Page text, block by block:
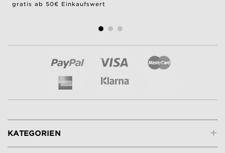
gratis ab 50€ Einkaufswert
+
KATEGORIEN